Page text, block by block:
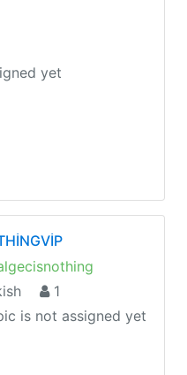
yet
1
is not assigned yet